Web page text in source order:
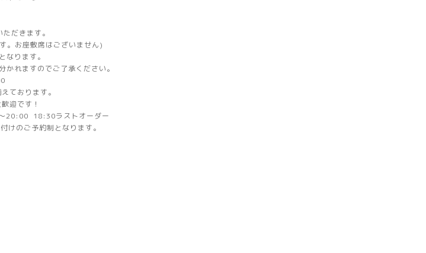
だきます。
。お座敷席はございません)
ります。
かれますのでご了承ください。
ております。
迎です！
20:00 18:30ラストオーダー
けのご予約制となります。